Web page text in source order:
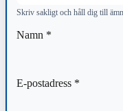
Skriv sakligt och håll dig till
Namn *
E-postadress *